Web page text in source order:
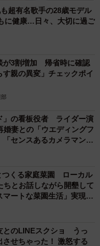
超有名歌手の28歳モデル
に健康…日々、大切に過ご
が3割増加 帰省時に確認
す親の異変」チェックポイ
」の看板役者 ライダー演
婚妻との「ウエディングフ
センスあるカメラマン求
つくる家庭菜園 ローカル
とお話しながら開墾して
ートな菜園生活」実現な
とのLINEスクショ うっ
せちゃった！ 激怒する